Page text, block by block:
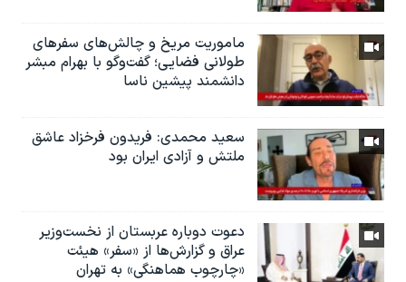
ماموریت مریخ و چالش‌های سفرهای
طولانی فضایی؛ گفت‌وگو با بهرام مبشر
دانشمند پیشین ناسا
سعید محمدی: فریدون فرخزاد عاشق
ملتش و آزادی ایران بود
دعوت دوباره عربستان از نخست‌وزیر
عراق و گزارش‌ها از «سفر» هیئت
«چارچوب هماهنگی» به تهران